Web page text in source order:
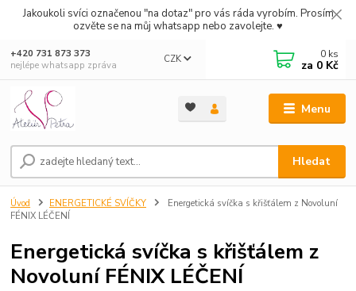
Jakoukoli svíci označenou "na dotaz" pro vás ráda vyrobím. Prosím
ozvěte se na můj whatsapp nebo zavolejte. ♥
Menu
CZK
Hledat
+420 731 873 373
nejlépe whatsapp zpráva
0 ks
za 0 Kč
Úvod ENERGETICKÉ SVÍČKY
Energetická svíčka s křišťálem z Novoluní
FÉNIX LÉČENÍ
Energetická svíčka s křišťálem z
Novoluní FÉNIX LÉČENÍ